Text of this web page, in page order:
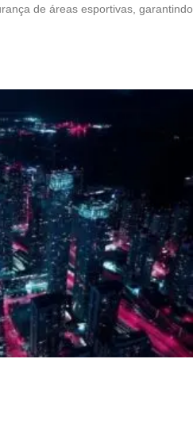
de áreas esportivas, garantindo